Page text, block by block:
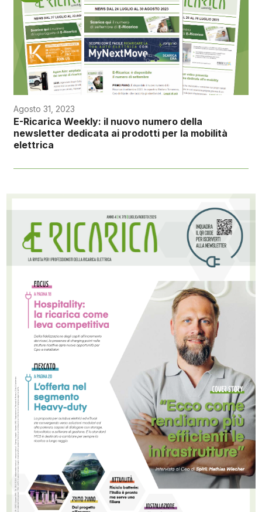
Agosto 31, 2023
E-Ricarica Weekly: il nuovo numero della
newsletter dedicata ai prodotti per la mobilità
elettrica